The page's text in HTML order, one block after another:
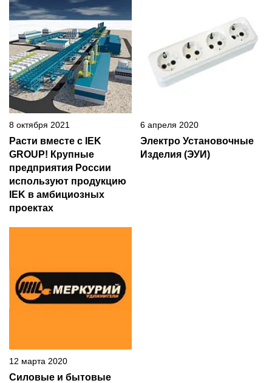
8 октября 2021
Расти вместе с IEK
GROUP! Крупные
предприятия России
используют продукцию
IEK в амбициозных
проектах
6 апреля 2020
Электро Установочные
Изделия (ЭУИ)
12 марта 2020
Силовые и бытовые